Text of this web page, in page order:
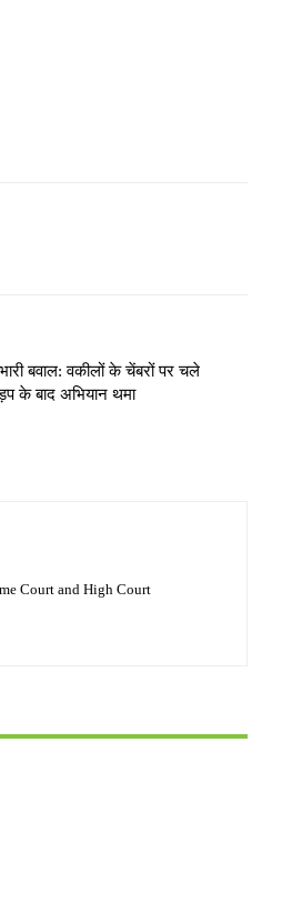
बवाल: वकीलों के चेंबरों पर चले
के बाद अभियान थमा
Court and High Court